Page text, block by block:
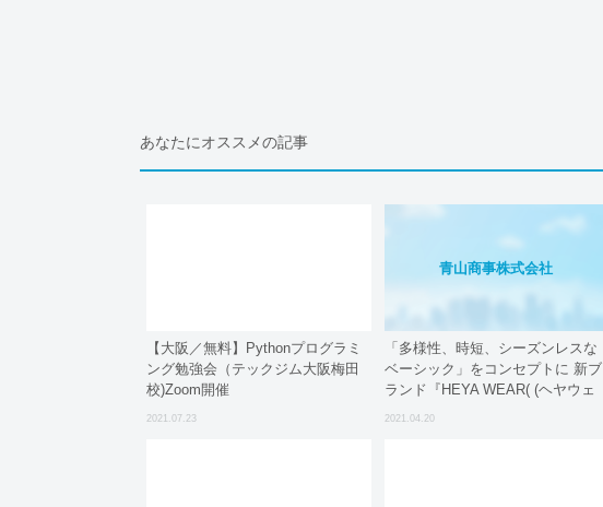
あなたにオススメの記事
【大阪／無料】Pythonプログラミ
ング勉強会（テックジム大阪梅田
校)Zoom開催
2021.07.23
青山商事株式会社
「多様性、時短、シーズンレスな
ベーシック」をコンセプトに 新ブ
ランド『HEYA WEAR( (ヘヤウェ
2021.04.20